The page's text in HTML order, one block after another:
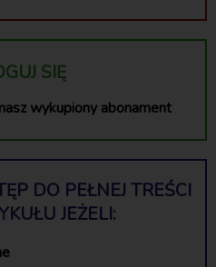
SIĘ
wykupiony abonament
DO PEŁNEJ TREŚCI
JEŻELI: